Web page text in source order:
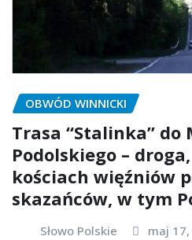
OBWÓD WINNICKI
Trasa “Stalinka” do
Podolskiego –
kościach więźniów
skazańców, w tym
Słowo Polskie maj